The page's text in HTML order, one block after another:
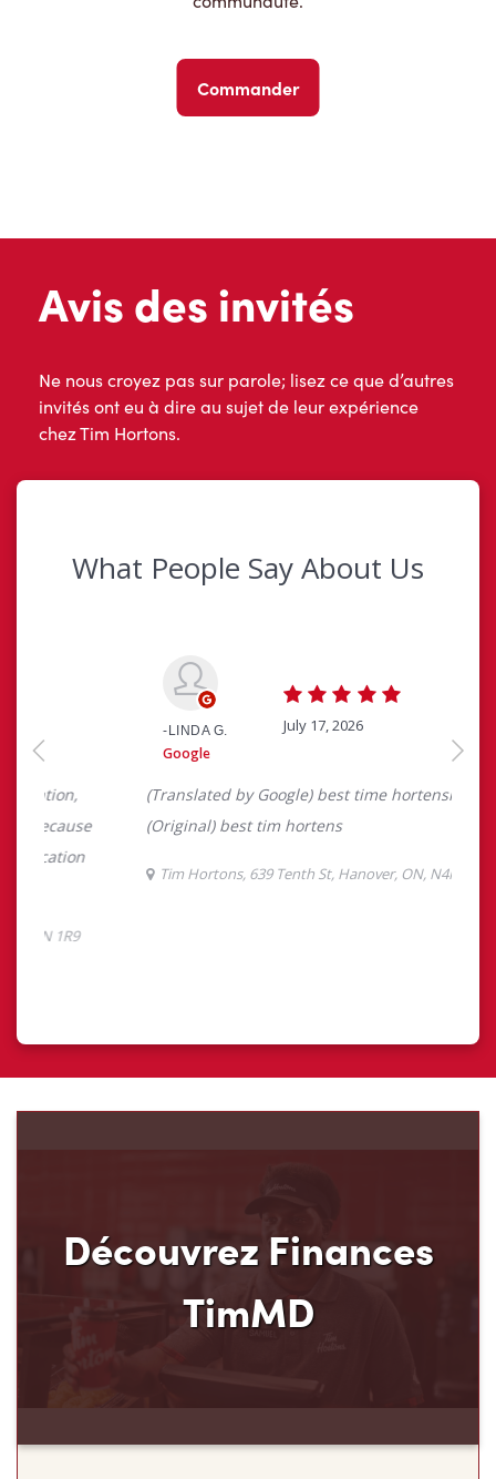
Commander
Avis des invités
Ne nous croyez pas sur parole; lisez ce que d’autres
invités ont eu à dire au sujet de leur expérience
chez Tim Hortons.
TimMD
Découvrez votre nouveau mode de paiement et